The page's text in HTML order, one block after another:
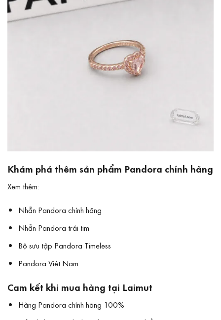
Khám phá thêm sản phẩm Pandora chính hãng
Xem thêm:
Nhẫn Pandora chính hãng
Nhẫn Pandora trái tim
Bộ sưu tập Pandora Timeless
Pandora Việt Nam
Cam kết khi mua hàng tại Laimut
Hàng Pandora chính hãng 100%